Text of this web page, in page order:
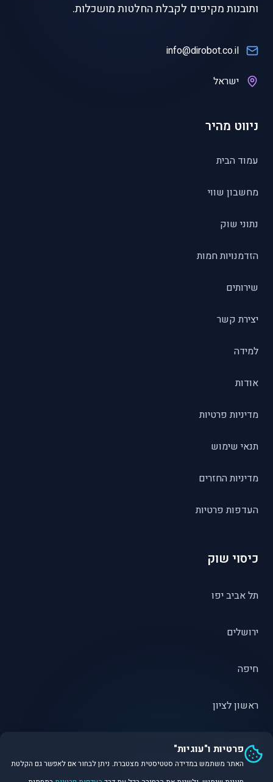
ותובנות מקיפים לקבלת החלטות מושכלות.
info@dirobot.co.il
ישראל
ניווט מהיר
עמוד הבית
מחשבון שווי
נתוני שוק
הזדמנויות חמות
שירותים
יצירת קשר
למידה
אודות
מדיניות פרטיות
תנאי שימוש
מדיניות החזרים
העדפות פרטיות
כיסוי שוק
תל אביב יפו
ירושלים
חיפה
ראשון לציון
פתח תקווה
פרטיות ו"עוגיות"
האתר משתמש במדידה סטטיסטית מצטברת. ניתן לבחור אם לאפשר גם הקלטת